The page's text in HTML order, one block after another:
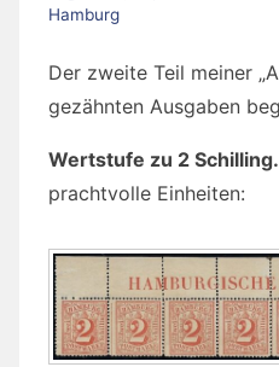
Hamburg
Der zweite Teil meiner
gezähnten Ausgaben
Wertstufe zu 2 Schilling.
prachtvolle Einheiten: